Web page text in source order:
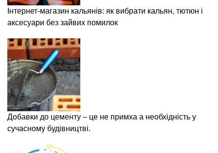
Інтернет-магазин кальянів: як вибрати кальян, тютюн і
аксесуари без зайвих помилок
Добавки до цементу – це не примха а необхідність у
сучасному будівництві.